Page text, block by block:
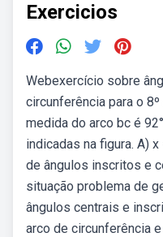
Exercicios
Webexercício sobre
circunferência para o
medida do arco bc é
indicadas na figura. A)
de ângulos inscritos e
situação problema de
ângulos centrais e
arco de circunferência